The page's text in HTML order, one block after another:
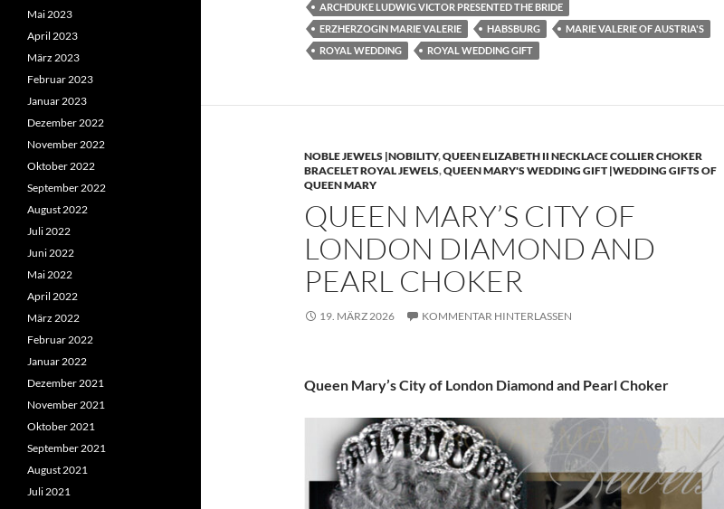
ARCHDUKE LUDWIG VICTOR PRESENTED THE BRIDE
ERZHERZOGIN MARIE VALERIE
HABSBURG
MARIE VALERIE OF AUSTRIA'S
ROYAL WEDDING
ROYAL WEDDING GIFT
NOBLE JEWELS |NOBILITY,QUEEN ELIZABETH II NECKLACE COLLIER CHOKER
BRACELET ROYAL JEWELS,QUEEN MARY'S WEDDING GIFT |WEDDING GIFTS OF
QUEEN MARY
QUEEN MARY’S CITY OF
LONDON DIAMOND AND
PEARL CHOKER
19. MÄRZ 2026 KOMMENTAR HINTERLASSEN
Queen Mary’s City of London Diamond and Pearl Choker
Mai 2023
April 2023
März 2023
Februar 2023
Januar 2023
Dezember 2022
November 2022
Oktober 2022
September 2022
August 2022
Juli 2022
Juni 2022
Mai 2022
April 2022
März 2022
Februar 2022
Januar 2022
Dezember 2021
November 2021
Oktober 2021
September 2021
August 2021
Juli 2021